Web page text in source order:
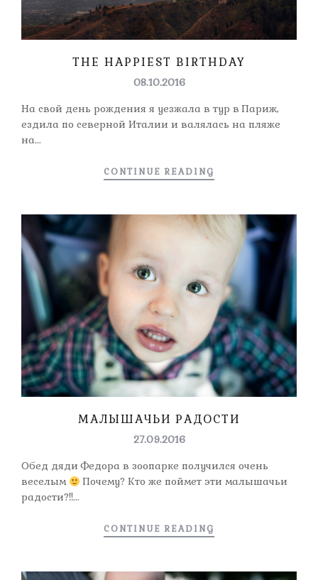
THE HAPPIEST BIRTHDAY
08.10.2016
На свой день рождения я уезжала в тур в Париж,
ездила по северной Италии и валялась на пляже
на...
CONTINUE READING
МАЛЫШАЧЬИ РАДОСТИ
27.09.2016
Обед дяди Федора в зоопарке получился очень
веселым
Почему? Кто же поймет эти малышачьи
радости?!!...
CONTINUE READING